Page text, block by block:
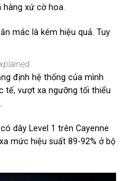
xứ cờ hoa.
mác là kém hiệu quả. Tuy
định hệ thống của mình
tế, vượt xa ngưỡng tối thiểu
dây Level 1 trên Cayenne
mức hiệu suất 89-92% ở bộ